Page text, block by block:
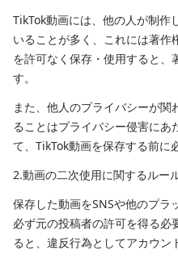
TikTok動画には、他の人が制作
いることが多く、これには著作
を許可なく保存・使用すると、
す。
また、他人のプライバシーが
ることはプライバシー侵害にあ
て、TikTok動画を保存する前に
2.動画の二次使用に関するルー
保存した動画をSNSや他のプラ
必ず元の投稿者の許可を得る必
ると、違反行為としてアカウン